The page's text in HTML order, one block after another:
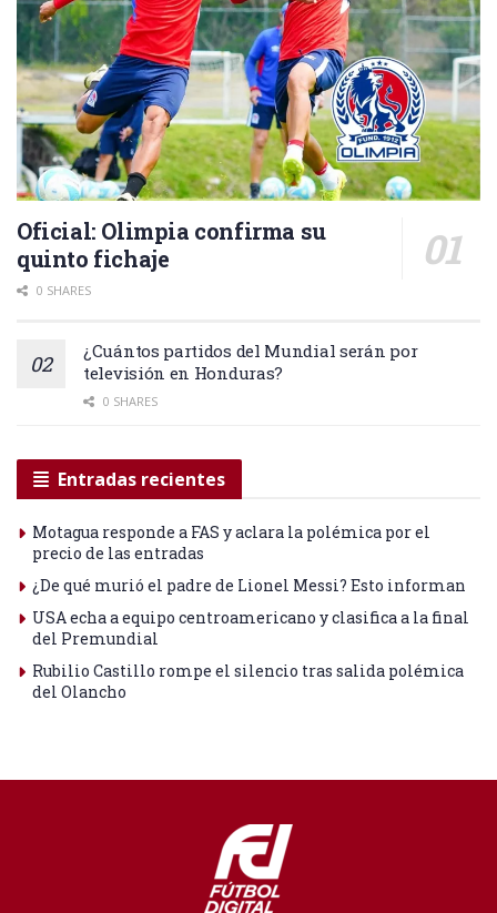
Oficial: Olimpia confirma su
quinto fichaje
0 SHARES
¿Cuántos partidos del Mundial serán por
televisión en Honduras?
0 SHARES
Entradas recientes
Motagua responde a FAS y aclara la polémica por el
precio de las entradas
¿De qué murió el padre de Lionel Messi? Esto informan
USA echa a equipo centroamericano y clasifica a la final
del Premundial
Rubilio Castillo rompe el silencio tras salida polémica
del Olancho